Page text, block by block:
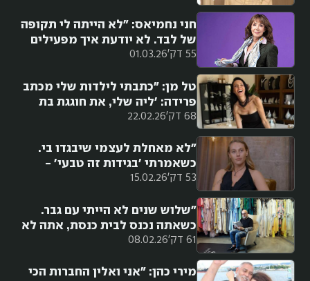
55 דק' 01.03.26
חני נחמיאס: "לא הייתה לי תקופה
של לבד. לא יודעת איך מפעילים
אפליקציות הכרויות. החלק הזה
בחיים שלי"
68 דק' 22.02.26
טל מן: "כתבתי לילדות שלי מכתב
פרידה: 'ליה שלי, את חוגגת בת
מצווה והלוואי שהייתי כאן, אבל
53 דק' 15.02.26
"לא מאחלת לעצמי שיבגדו בי.
כשאמרתי 'בגידות זה טבעי' -
התכוונתי לחד פעמי. אם זה רומן -
61 דק' 08.02.26
"שלוש שנים לא הייתי עם גבר.
כשאתה נכנס לבית כנסת, אתה לא
חושב על זה"
מירי כהן: "אני ואלין החברות הכי